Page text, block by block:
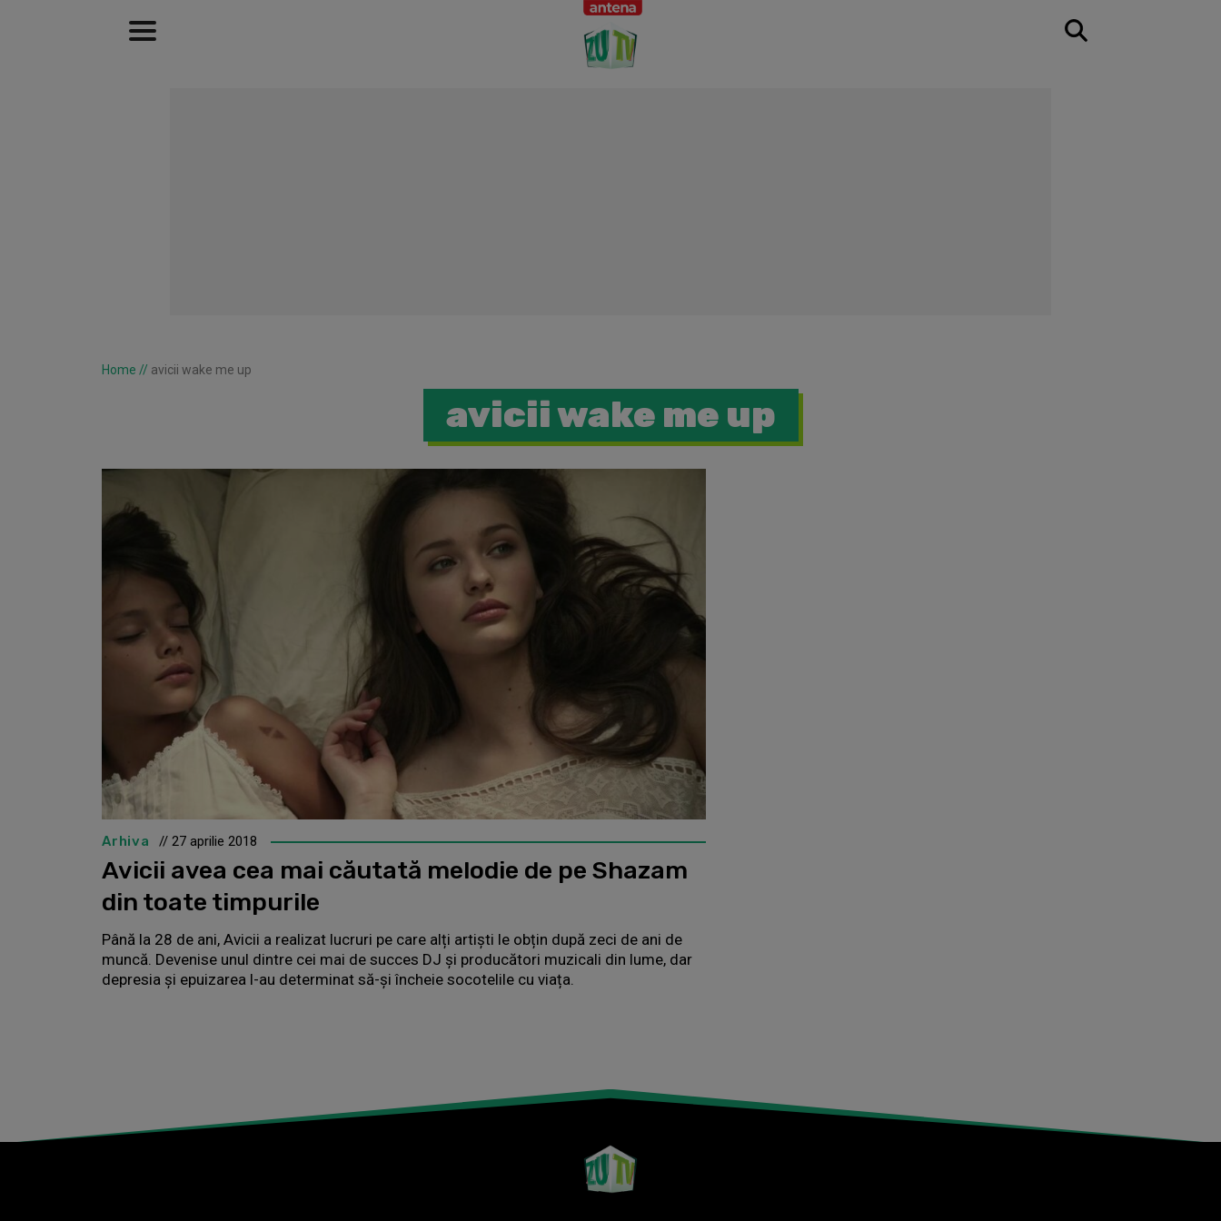
Home // avicii wake me up
avicii wake me up
Arhiva // 27 aprilie 2018
Avicii avea cea mai căutată melodie de pe Shazam
din toate timpurile
Până la 28 de ani, Avicii a realizat lucruri pe care alți artiști le obțin după zeci de ani de
muncă. Devenise unul dintre cei mai de succes DJ și producători muzicali din lume, dar
depresia și epuizarea l-au determinat să-și încheie socotelile cu viața.